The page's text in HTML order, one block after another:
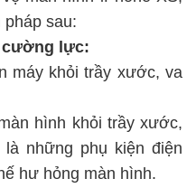
pháp sau:
cường lực:
máy khỏi trầy xước, va
hình khỏi trầy xước,
những phụ kiện điện
hư hỏng màn hình.